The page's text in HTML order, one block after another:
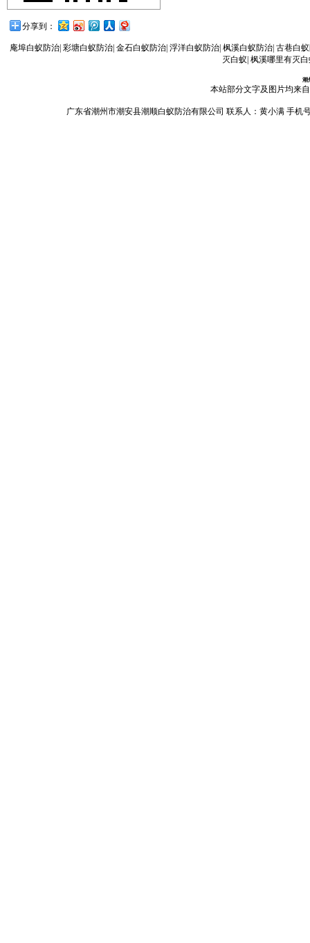
分享到：
庵埠白蚁防治| 彩塘白蚁防治| 金石白蚁防治| 浮洋白蚁防治| 枫溪白蚁防治| 古巷白
灭白蚁 枫溪哪里有灭白
潮
本站部分文字及图片均来
广东省潮州市潮安县潮顺白蚁防治有限公司 联系人：黄小满 手机